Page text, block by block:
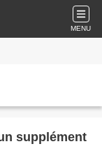
MENU
supplément